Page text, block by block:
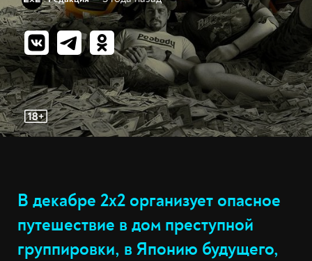
В декабре 2х2 организует опасное
путешествие в дом преступной
группировки, в Японию будущего,